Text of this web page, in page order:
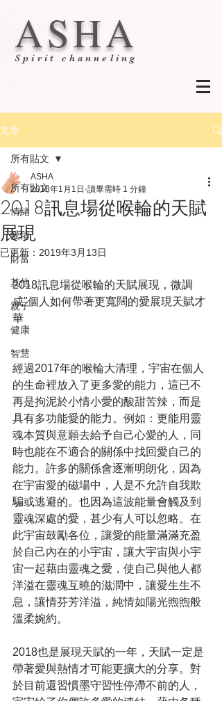
Spirit channeling
ASHA
文章
所有貼文
情緒
愛情
財富
其他
親子
健康
智慧
所有貼文
2018訊息場從喉輪的天賦
展現
ASHA
2018年1月1日 讀畢需時 1 分鐘
已更新： 2019年3月13日
2018訊息場從喉輪的天賦展現，微調
成"個人如何帶著更寬闊的愛展現天賦才
華
經過2017年的喉輪大清理，宇宙在個人
的生命裡放入了更多愛的能力，這已不
再是拘泥於小情小愛的酸甜苦辣，而是
具有多功能愛的能力。例如：更能用靈
魂本質與意願去給予自己心愛的人，同
時也能在不適合的關係中找回愛自己的
能力。許多的關係會逐漸明朗化，因為
在宇宙愛的磁場中，人是不允許自我欺
騙或逃避的。也因為這波能量會觸及到
靈魂深處的愛，甚少有人可以忽略。在
此宇宙鼓勵各位，讓愛的能量滿滿充盈
於自己內在的小宇宙，讓大宇宙與小宇
宙一起藉由靈魂之愛，使自己與他人都
洋溢在靈魂互曉的滋潤中，讓愛生生不
息，讓情芬芳洋溢，純情如陽光煦煦般
溫柔婉約。
2018也是展現天賦的一年，天賦一定是
帶著愛與熱情才可能更擴大的分享。對
於目前還習慣墨守習性停滯不前的人，